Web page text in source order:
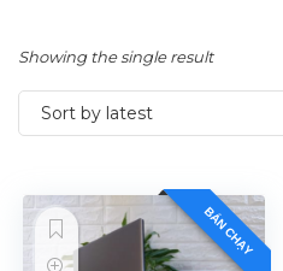
Showing the single result
Sort by latest
BÁN CHẠY